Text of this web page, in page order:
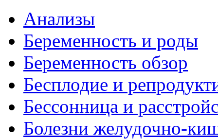
Анализы
Беременность и роды
Беременность обзор
Бесплодие и
Бессонница и
Болезни желудочно-